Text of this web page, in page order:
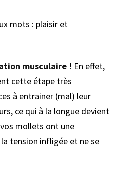
mots : plaisir et
musculaire ! En effet,
cette étape très
à entrainer (mal) leur
ce qui à la longue devient
mollets ont une
tension infligée et ne se